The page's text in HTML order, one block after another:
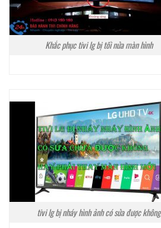
Khắc phục tivi lg bị tối nửa màn hình
tivi lg bị nháy hình ảnh có sửa được không